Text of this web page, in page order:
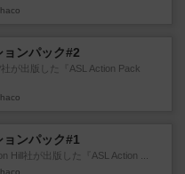
ンパック#2
社が出版した『ASL Action Pack
ンパック#1
Hill社が出版した『ASL Action ...